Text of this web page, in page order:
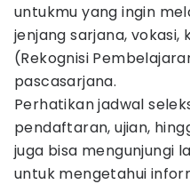
untukmu yang ingin
jenjang sarjana, vokasi,
(Rekognisi
pascasarjana.
Perhatikan jadwal
pendaftaran, ujian,
juga bisa mengunjungi
untuk mengetahui